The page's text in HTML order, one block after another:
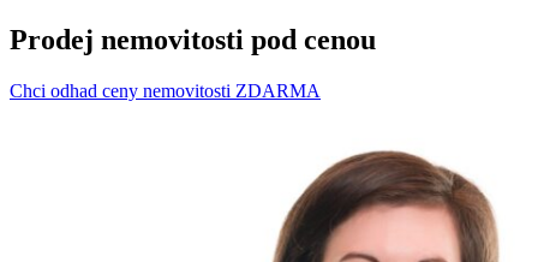
Prodej nemovitosti pod cenou
Chci odhad ceny nemovitosti ZDARMA